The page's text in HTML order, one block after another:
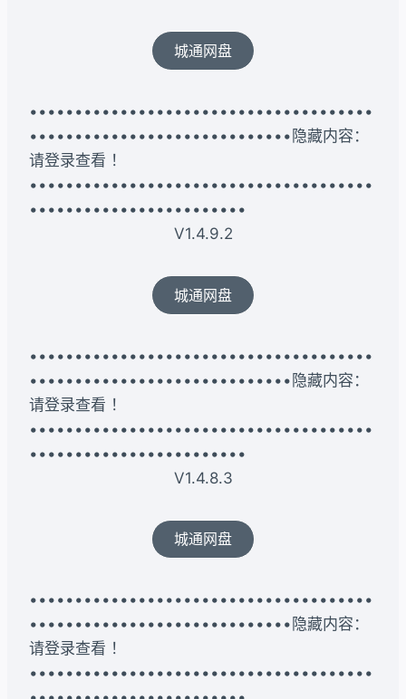
城通网盘
••••••••••••••••••••••••••••••••••••••
•••••••••••••••••••••••••••••隐藏内容：
请登录查看 ！
••••••••••••••••••••••••••••••••••••••
••••••••••••••••••••••••
V1.4.9.2
城通网盘
••••••••••••••••••••••••••••••••••••••
•••••••••••••••••••••••••••••隐藏内容：
请登录查看 ！
••••••••••••••••••••••••••••••••••••••
••••••••••••••••••••••••
V1.4.8.3
城通网盘
••••••••••••••••••••••••••••••••••••••
•••••••••••••••••••••••••••••隐藏内容：
请登录查看 ！
••••••••••••••••••••••••••••••••••••••